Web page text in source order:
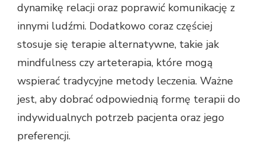
dynamikę relacji oraz poprawić komunikację z
innymi ludźmi. Dodatkowo coraz częściej
stosuje się terapie alternatywne, takie jak
mindfulness czy arteterapia, które mogą
wspierać tradycyjne metody leczenia. Ważne
jest, aby dobrać odpowiednią formę terapii do
indywidualnych potrzeb pacjenta oraz jego
preferencji.